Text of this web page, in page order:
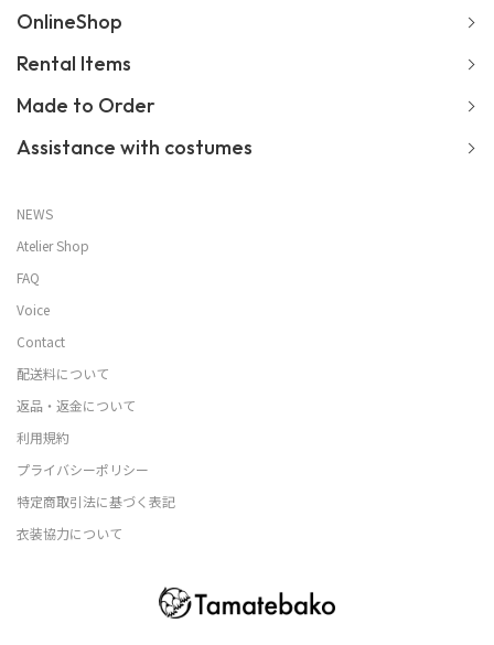
OnlineShop
Rental Items
Made to Order
Assistance with costumes
NEWS
Atelier Shop
FAQ
Voice
Contact
配送料について
返品・返金について
利用規約
プライバシーポリシー
特定商取引法に基づく表記
衣装協力について